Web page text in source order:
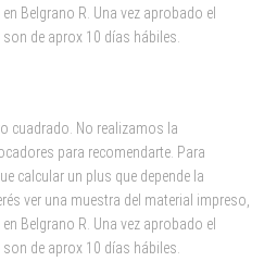
Belgrano R. Una vez aprobado el
de aprox 10 días hábiles.
cuadrado. No realizamos la
para recomendarte. Para
calcular un plus que depende la
ver una muestra del material impreso,
Belgrano R. Una vez aprobado el
de aprox 10 días hábiles.